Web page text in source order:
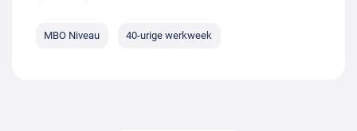
MBO Niveau 40-urige werkweek